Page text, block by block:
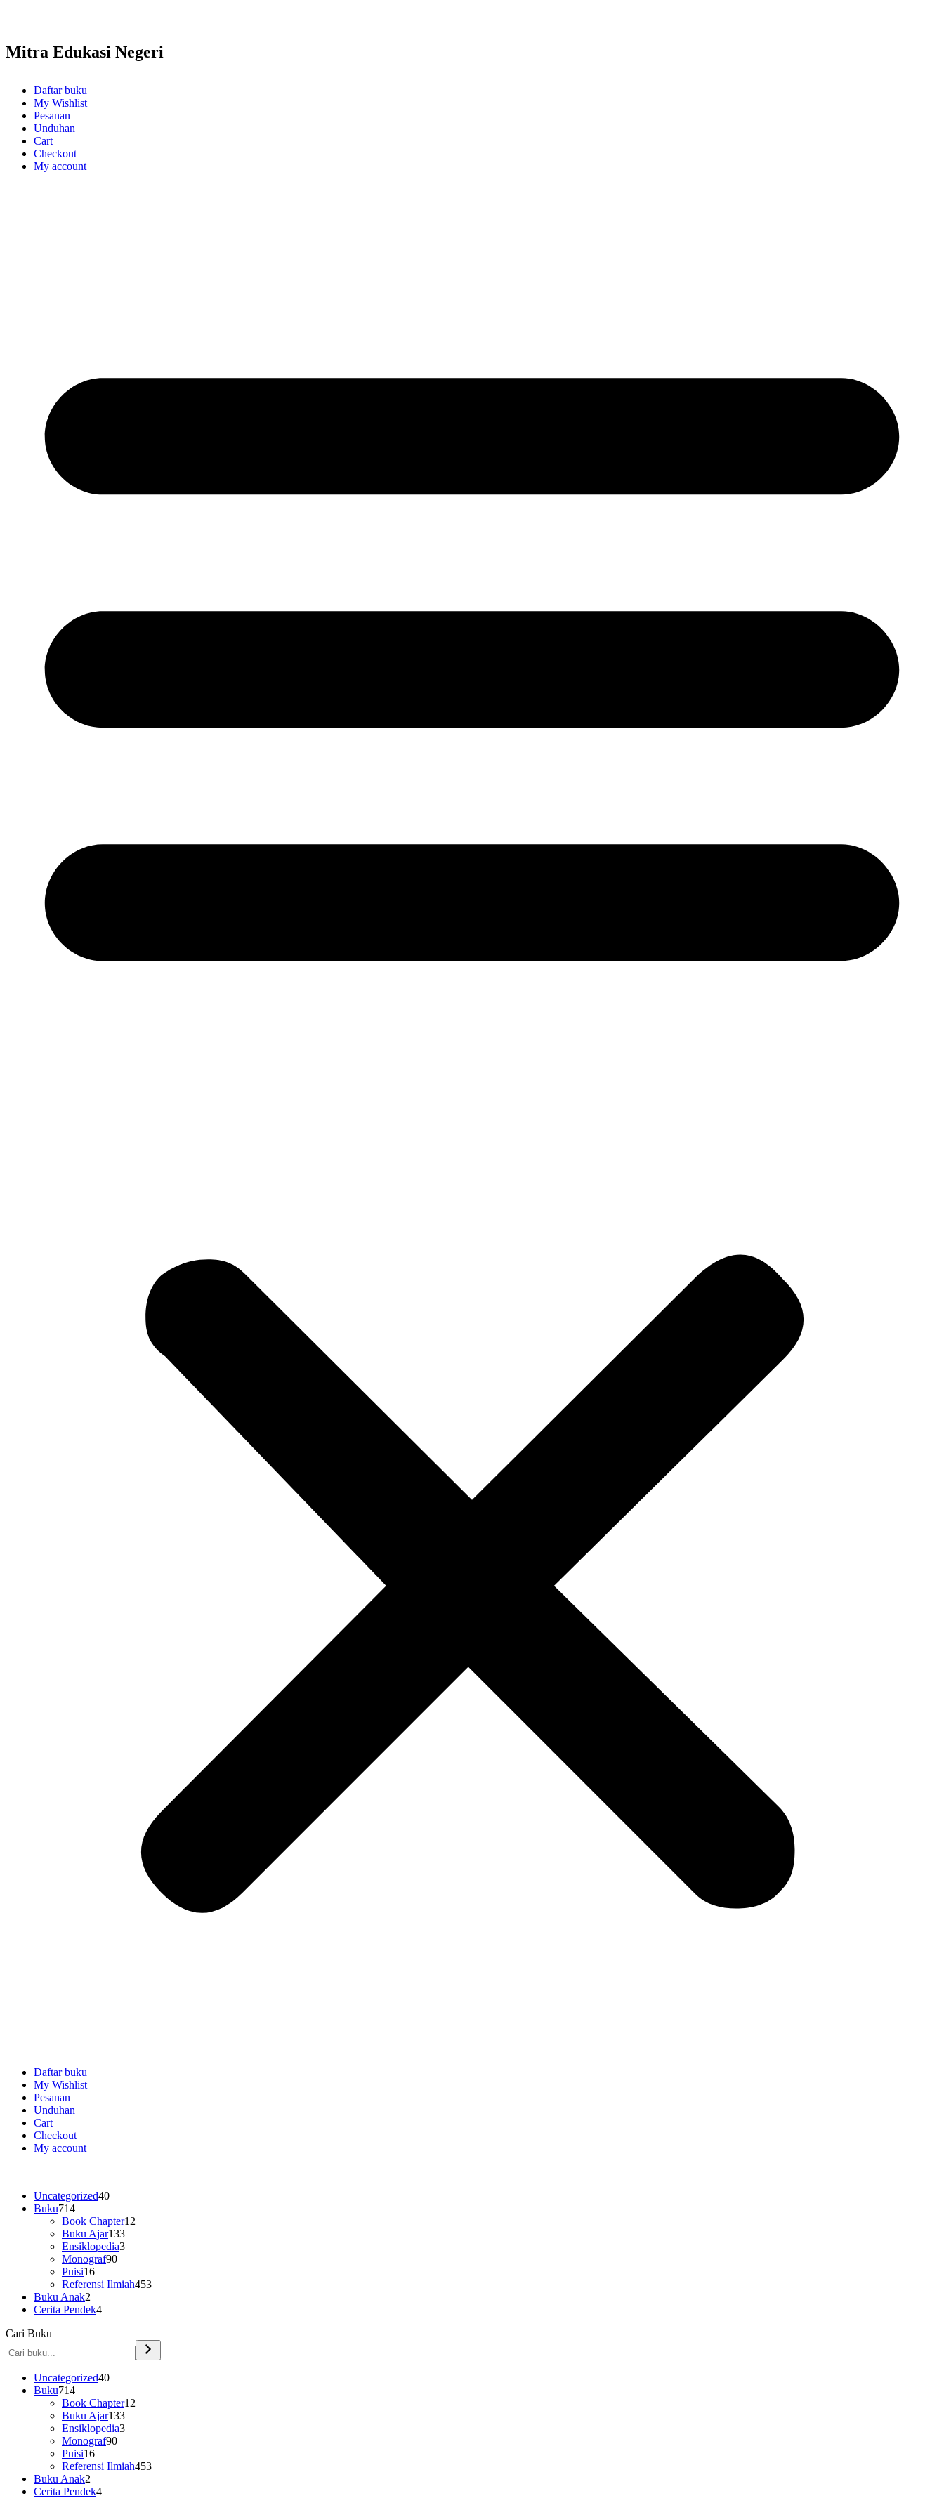
Mitra Edukasi Negeri
Daftar buku
My Wishlist
Pesanan
Unduhan
Cart
Checkout
My account
Daftar buku
My Wishlist
Pesanan
Unduhan
Cart
Checkout
My account
Uncategorized40
Buku714
Book Chapter12
Buku Ajar133
Ensiklopedia3
Monograf90
Puisi16
Referensi Ilmiah453
Buku Anak2
Cerita Pendek4
Cari Buku
Uncategorized40
Buku714
Book Chapter12
Buku Ajar133
Ensiklopedia3
Monograf90
Puisi16
Referensi Ilmiah453
Buku Anak2
Cerita Pendek4